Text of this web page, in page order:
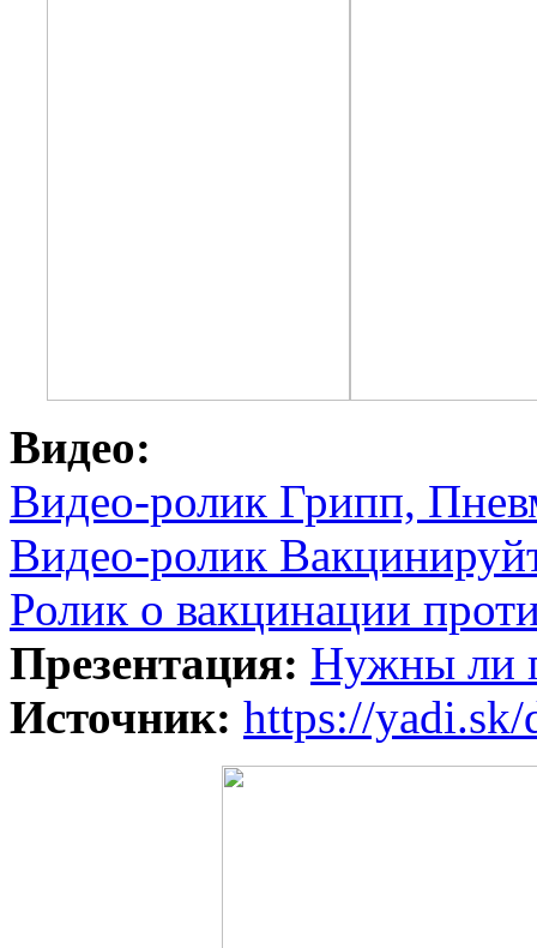
Видео:
Видео-ролик Грипп,
Видео-ролик
Ролик о вакцинации
Презентация: Нужны ли
Источник: https://